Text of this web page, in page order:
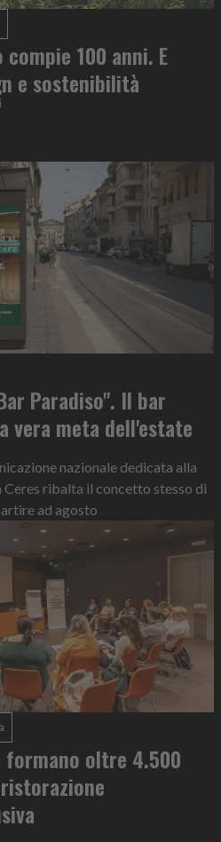
100 anni. E
e sostenibilità
Paradiso". Il bar
vera meta dell'estate
nazionale dedicata alla
ribalta il concetto stesso di
ad agosto
oltre 4.500